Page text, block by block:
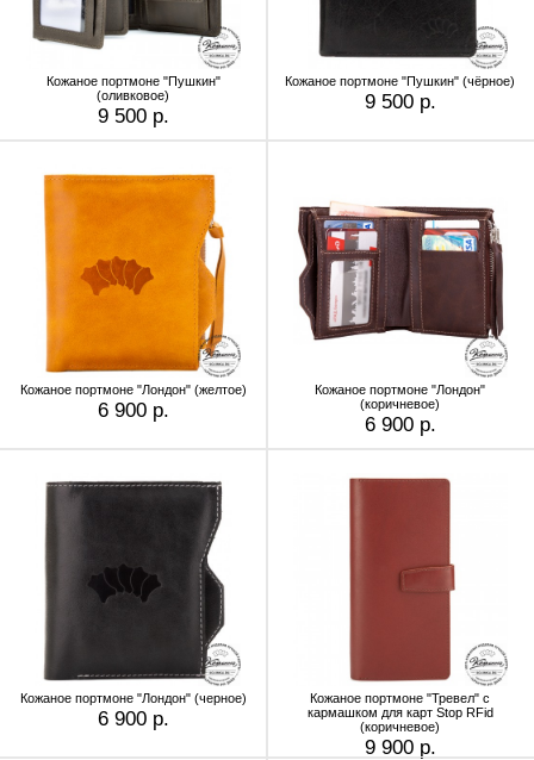
Кожаное портмоне "Пушкин"
(оливковое)
9 500 р.
Кожаное портмоне "Пушкин" (чёрное)
9 500 р.
Кожаное портмоне "Лондон" (желтое)
6 900 р.
Кожаное портмоне "Лондон"
(коричневое)
6 900 р.
Кожаное портмоне "Лондон" (черное)
6 900 р.
Кожаное портмоне "Тревел" с
кармашком для карт Stop RFid
(коричневое)
9 900 р.